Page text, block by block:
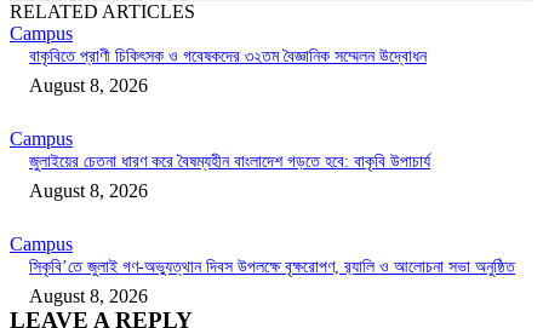
RELATED ARTICLES
Campus
বাকৃবিতে প্রাণী চিকিৎসক ও গবেষকদের ৩২তম বৈজ্ঞানিক সম্মেলন উদ্বোধন
August 8, 2026
Campus
জুলাইয়ের চেতনা ধারণ করে বৈষম্যহীন বাংলাদেশ গড়তে হবে: বাকৃবি উপাচার্য
August 8, 2026
Campus
সিকৃবি’তে জুলাই গণ-অভ্যুত্থান দিবস উপলক্ষে বৃক্ষরোপণ, র‍্যালি ও আলোচনা সভা অনুষ্ঠিত
August 8, 2026
LEAVE A REPLY